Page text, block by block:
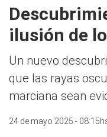
ilusión de
Un nuevo
que las rayas
marciana sean
24 de mayo 2025 -